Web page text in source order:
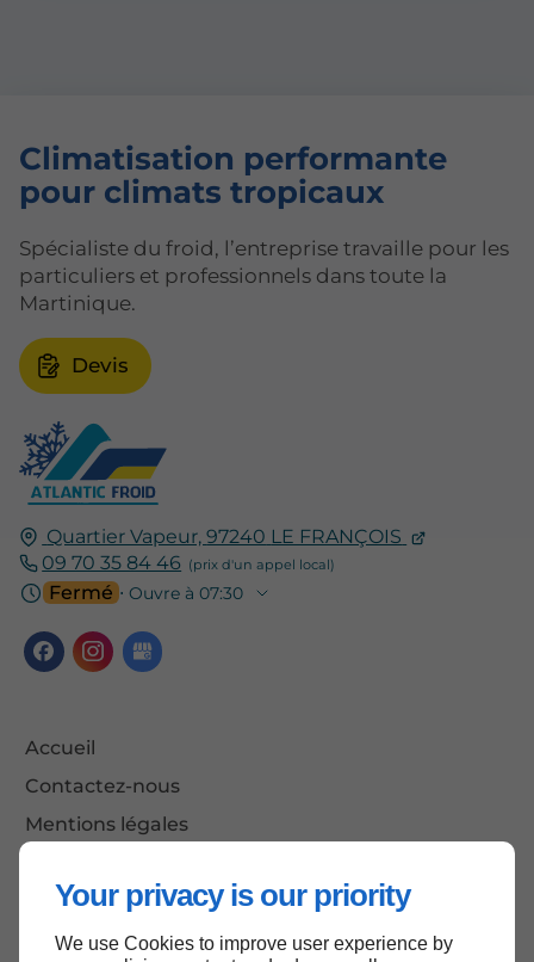
Your privacy is our priority
We use Cookies to improve user experience by
Quartier Vapeur,97240 LE FRANÇOIS
09 70 35 84 46
Fermé ⋅ Ouvre à 07:30
Accueil
Contactez-nous
Mentions légales
Climatisation performante
pour climats tropicaux
Spécialiste du froid, l’entreprise travaille pour les
particuliers et professionnels dans toute la
Martinique.
Devis